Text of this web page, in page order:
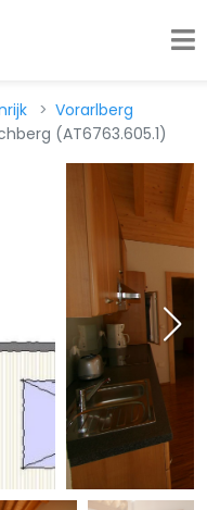
Vorarlberg
(AT6763.605.1)